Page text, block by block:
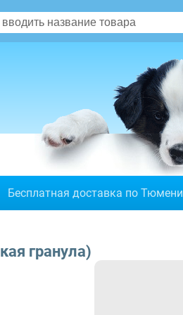
Бесплатная доставка по Тюмени
гранула)